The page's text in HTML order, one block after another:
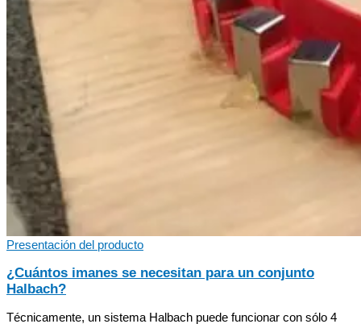
Presentación del producto
¿Cuántos imanes se necesitan para un conjunto
Halbach?
Técnicamente, un sistema Halbach puede funcionar con sólo 4